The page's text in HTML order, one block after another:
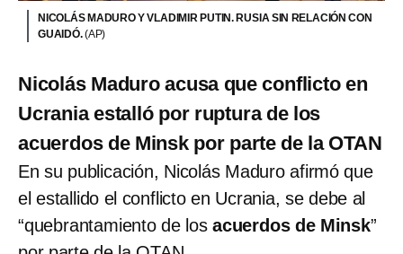
NICOLÁS MADURO Y VLADIMIR PUTIN. RUSIA SIN RELACIÓN CON
GUAIDÓ.(AP)
Nicolás Maduro acusa que conflicto en
Ucrania estalló por ruptura de los
acuerdos de Minsk por parte de la OTAN
En su publicación, Nicolás Maduro afirmó que
el estallido el conflicto en Ucrania, se debe al
“quebrantamiento de losacuerdos de Minsk”